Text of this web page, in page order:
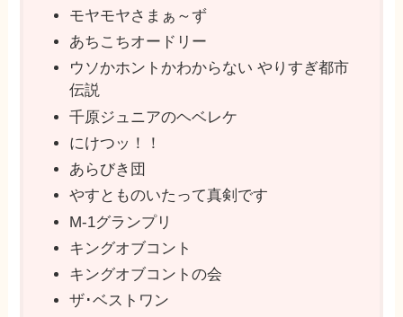
モヤモヤさまぁ～ず
あちこちオードリー
ウソかホントかわからない やりすぎ都市
伝説
千原ジュニアのヘベレケ
にけつッ！！
あらびき団
やすとものいたって真剣です
M-1グランプリ
キングオブコント
キングオブコントの会
ザ･ベストワン